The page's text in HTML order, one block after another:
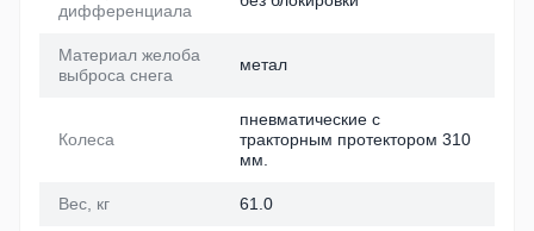
дифференциала
Материал желоба
выброса снега
метал
Колеса
пневматические с
тракторным протектором 310
мм.
Вес, кг 61.0